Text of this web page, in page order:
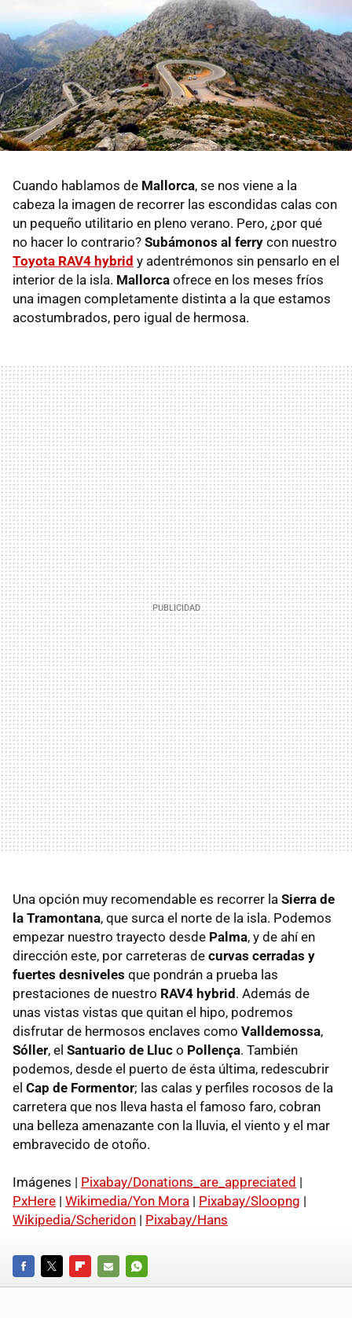
Cuando hablamos de Mallorca, se nos viene a la
cabeza la imagen de recorrer las escondidas calas con
un pequeño utilitario en pleno verano. Pero, ¿por qué
no hacer lo contrario? Subámonos al ferry con nuestro
Toyota RAV4 hybrid y adentrémonos sin pensarlo en el
interior de la isla. Mallorca ofrece en los meses fríos
una imagen completamente distinta a la que estamos
acostumbrados, pero igual de hermosa.
Una opción muy recomendable es recorrer la Sierra de
la Tramontana, que surca el norte de la isla. Podemos
empezar nuestro trayecto desde Palma, y de ahí en
dirección este, por carreteras de curvas cerradas y
fuertes desniveles que pondrán a prueba las
prestaciones de nuestro RAV4 hybrid . Además de
unas vistas vistas que quitan el hipo, podremos
disfrutar de hermosos enclaves como Valldemossa,
Sóller, el Santuario de Lluc o Pollença. También
podemos, desde el puerto de ésta última, redescubrir
el Cap de Formentor; las calas y perfiles rocosos de la
carretera que nos lleva hasta el famoso faro, cobran
una belleza amenazante con la lluvia, el viento y el mar
embravecido de otoño.
Imágenes | Pixabay/Donations_are_appreciated |
PxHere | Wikimedia/Yon Mora | Pixabay/Sloopng |
Wikipedia/Scheridon | Pixabay/Hans
FACEBOOKTWITTERFLIPBOARD
E-
WHATSAPP